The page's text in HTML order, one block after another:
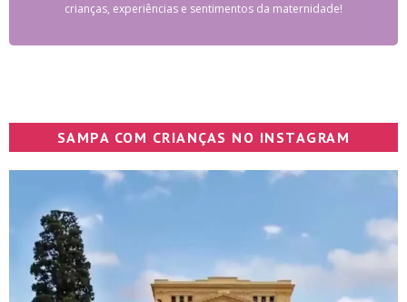
crianças, experiências e sentimentos da maternidade!
SAMPA COM CRIANÇAS NO INSTAGRAM